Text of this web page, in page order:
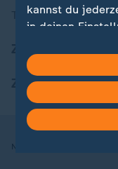
Themen im
ZDFheute Apps
Nutzungsbedingungen
kannst du
in deinen
Hier findest du
Weitere